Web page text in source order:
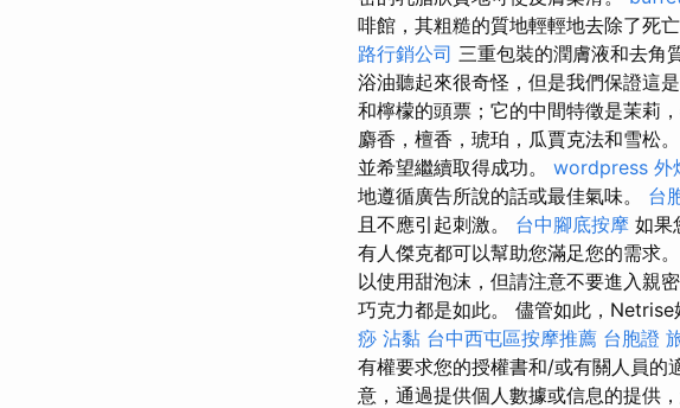
啡館，其粗糙的質地輕輕地去除了死
路行銷公司 三重包裝的潤膚液和去角
浴油聽起來很奇怪，但是我們保證這
和檸檬的頭票；它的中間特徵是茉莉
麝香，檀香，琥珀，瓜賈克法和雪松。
並希望繼續取得成功。 wordpress 外
地遵循廣告所說的話或最佳氣味。 台
且不應引起刺激。 台中腳底按摩 如果
有人傑克都可以幫助您滿足您的需求
以使用甜泡沫，但請注意不要進入親
巧克力都是如此。 儘管如此，
痧 沾黏 台中西屯區按摩推薦 台胞證
有權要求您的授權書和/或有關人員的
意，通過提供個人數據或信息的提供